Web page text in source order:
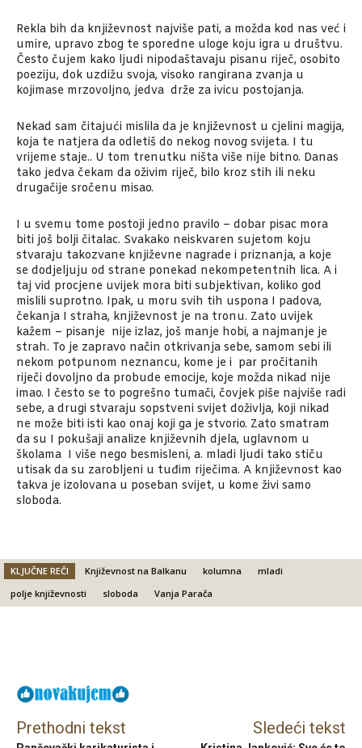
Rekla bih da književnost najviše pati, a možda kod nas već i
umire, upravo zbog te sporedne uloge koju igra u društvu.
Često čujem kako ljudi nipodaštavaju pisanu riječ, osobito
poeziju, dok uzdižu svoja, visoko rangirana zvanja u
kojimase mrzovoljno, jedva drže za ivicu postojanja.
Nekad sam čitajući mislila da je književnost u cjelini magija,
koja te natjera da odletiš do nekog novog svijeta. I tu
vrijeme staje.. U tom trenutku ništa više nije bitno. Danas
tako jedva čekam da oživim riječ, bilo kroz stih ili neku
drugačije sročenu misao.
I u svemu tome postoji jedno pravilo – dobar pisac mora
biti još bolji čitalac. Svakako neiskvaren sujetom koju
stvaraju takozvane književne nagrade i priznanja, a koje
se dodjeljuju od strane ponekad nekompetentnih lica. A i
taj vid procjene uvijek mora biti subjektivan, koliko god
mislili suprotno. Ipak, u moru svih tih uspona I padova,
čekanja I straha, književnost je na tronu. Zato uvijek
kažem – pisanje nije izlaz, još manje hobi, a najmanje je
strah. To je zapravo način otkrivanja sebe, samom sebi ili
nekom potpunom neznancu, kome je i par pročitanih
riječi dovoljno da probude emocije, koje možda nikad nije
imao. I često se to pogrešno tumači, čovjek piše najviše radi
sebe, a drugi stvaraju sopstveni svijet doživlja, koji nikad
ne može biti isti kao onaj koji ga je stvorio. Zato smatram
da su I pokušaji analize književnih djela, uglavnom u
školama I više nego besmisleni, a. mladi ljudi tako stiču
utisak da su zarobljeni u tuđim riječima. A književnost kao
takva je izolovana u poseban svijet, u kome živi samo
sloboda.
KLJUČNE REČI Književnost na Balkanu kolumna
mladi
polje književnosti
sloboda Vanja Parača
Prethodni tekst Sledeći tekst